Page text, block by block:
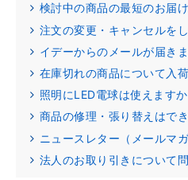
検討中の商品の最短のお届
注文の変更・キャンセルを
イデーからのメールが届き
在庫切れの商品について入
照明にLED電球は使えますか
商品の修理・張り替えはで
ニュースレター（メールマ
法人のお取り引きについて